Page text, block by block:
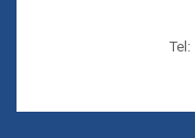
Tel: